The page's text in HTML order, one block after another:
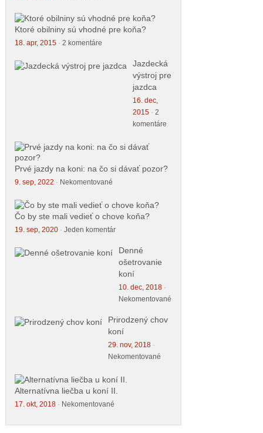
Ktoré obilniny sú vhodné pre koňa?
18. apr, 2015· 2 komentáre
Jazdecká
výstroj pre
jazdca
16. dec,
2015· 2
komentáre
Prvé jazdy na koni: na čo si dávať pozor?
9. sep, 2022 · Nekomentované
Čo by ste mali vedieť o chove koňa?
19. sep, 2020· Jeden komentár
Denné
ošetrovanie
koní
10. dec, 2018·
Nekomentované
Prirodzený chov
koní
29. nov, 2018·
Nekomentované
Alternatívna liečba u koní II.
17. okt, 2018· Nekomentované